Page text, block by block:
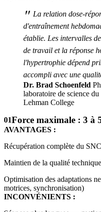
" La relation dose-
d'entraînement
établie. Les intervalles
de travail et la réponse
l'hypertrophie dépend
accompli avec une
Dr. Brad Schoenfeld
laboratoire de science
Lehman College
01Force maximale : 3 à
AVANTAGES :
Récupération complète du
Maintien de la qualité
Optimisation des adaptations
motrices, synchronisation)
INCONVÉNIENTS :